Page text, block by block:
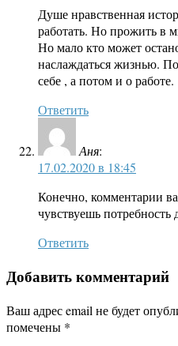
Душе нравственная
работать. Но прожить в
Но мало кто может
наслаждаться жизнью.
себе , а потом и о работе.
Ответить
Аня:
17.02.2020 в 18:45
Конечно, комментарии
чувствуешь
Ответить
Добавить комментарий
Ваш адрес email не будет
помечены *